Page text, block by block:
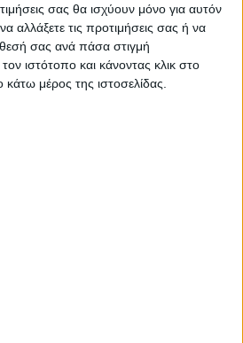
σας θα ισχύουν μόνο για αυτόν
αλλάξετε τις προτιμήσεις σας ή να
σας ανά πάσα στιγμή
ιστότοπο και κάνοντας κλικ στο
μέρος της ιστοσελίδας.
όλοι μαζί θα περάσουμε
περίοδο με υγεία και
τον κόσμο να μετέχει
το απόγευμα